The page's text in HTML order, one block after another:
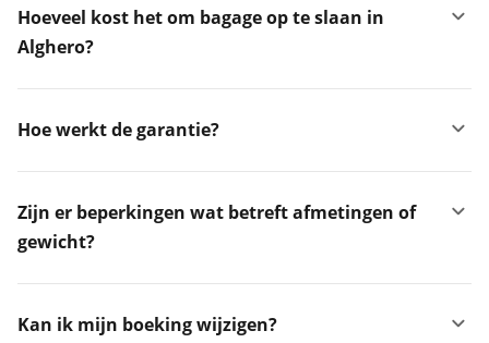
Hoeveel kost het om bagage op te slaan in
Alghero?
Hoe werkt de garantie?
Zijn er beperkingen wat betreft afmetingen of
gewicht?
Kan ik mijn boeking wijzigen?